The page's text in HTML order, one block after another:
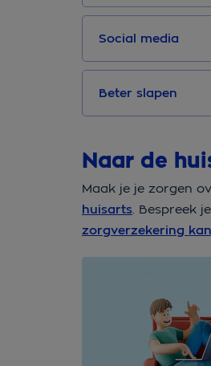
Social media
Beter slapen
Naar de
Maak je je zorgen
huisarts. Bespreek
zorgverzekering